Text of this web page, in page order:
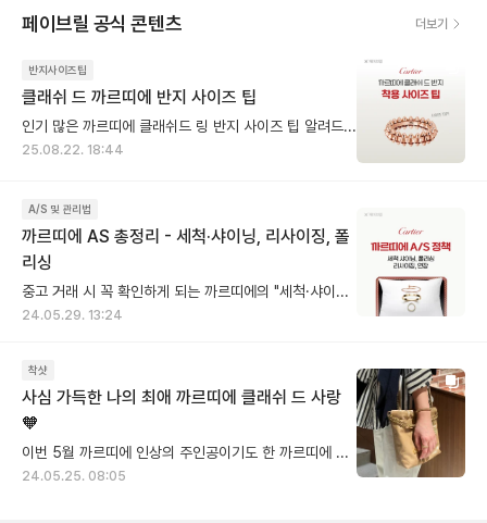
페이브릴 공식 콘텐츠 더보기
반지사이즈팁
클래쉬 드 까르띠에 반지 사이즈 팁
인기 많은 까르띠에 클래쉬드 링 반지 사이즈 팁 알려드릴게요🙌 까르띠에 클래쉬 드 링(Clash de Cartier)은 총알 모양의 독특한 디자인과 강렬한 존재감으로 사랑받는 아이템이에요. 하지만 디자인 특성상 일반적인 반지와 착용감이 조금 달라서 사이즈 문의가 매우 많은데요! [클래쉬드 링 사이즈 선택 가이드] ❶ 평소 착용 호수보다 한 사이즈 다운 클래쉬드 링은 안쪽 단면의 디테일이 면으로 채워지지 않은 디자인이에요. 무조건 한 사이즈는 다운하시는 것을 추천합니다. 👉 예: 평소 50호 착용 → 클래쉬드 링은 49호 추천 ❷ 손가락 컨디션 고려 손가락 굵기는 계절과 체온, 오전 붓기에 따라서도 개인 편차가 있다는 점을 고려하고 선택하는 것이 좋아요 - 여름보다는 겨울에 헐겁게 느껴질 수 있어요 - 오전보다는 오후에 헐겁게 느껴질 수 있어요 ❸ 사이즈 조정 불가 클래쉬드 링은 구조적으로 사이즈 조정(리사이징)이 어렵습니다. 따라서 구매 전에 본인 손가락 사이즈를 정확히 측정하고 결정하는 게 무엇보다 중요해요. 💡 Tip) 클래쉬드 링은 손가락 전체를 넓게 감싸는 느낌이 아니라, 디테일들이 손가락을 톡톡 잡아주는 구조예요. 그래서 더 안정적으로 착용하려면 '한 사이즈 다운'이 필요하다는 점, 꼭 기억하세요!
25.08.22. 18:44
A/S 및 관리법
까르띠에 AS 총정리 - 세척·샤이닝, 리사이징, 폴
리싱
중고 거래 시 꼭 확인하게 되는 까르띠에의 "세척·샤이닝, 리사이징, 폴리싱 서비스" 를 한눈에 정리했어요. 📌 AS 접수 (주얼리, 워치 공통) ✔︎ 보증서나 인보이스 없이 제품만으로 가능 ✔︎ 구매 지점 상관없이 가능 (면세점 제외) _______________________________________________________ 1. 세척 & 샤이닝 ✔︎ 시리얼 번호 확인 절차 없음 ✔︎ 비용 무료 ✔︎ 소요 시간 약 30분 ✨ 세척(클리닝) 서비스 - 방법: 전문 장비(초음파 기계 등)와 전용 세정액을 이용한 초음파 세척 또는 수작업 클리닝 - 효과: 주얼리를 일상적으로 착용하면서 쌓이는 먼지, 유분, 땀, 메이크업 잔여물 등을 제거해 원래의 깨끗한 상태를 되찾아 줌 💎 샤이닝 서비스 - 방법: 특수 약품을 이용해 금속 표면을 미세하게 연마하여 흠집을 완화하고 반짝임을 복원 - 효과: 금속 표면에 생긴 생활 스크래치, 잔기스 등을 줄이고, 처음 구매했을 때처럼 광택을 되살려 줌 ⚠️ 단, 화이트골드(로듐 코팅), 풀 파베 다이아몬드 링은 샤이닝 서비스 불가 2. 리사이징 (사이즈 조정 & 길이 연장) ✔︎ 구입 후 최초 1회, 무상으로 제공 ✔︎ 수선 접수시 시리얼 번호를 확인 절차가 있음 [반지] 1사이즈 UP & DOWN 가능 예외적으로, - 러브링은 2사이즈까지 DOWN - 다이아 세팅 러브링은 리사이징 불가 - 트리니티 링 구버전은 1사이즈 DOWN만 가능 - 클래쉬 드 링은 리사이징 불가 [목걸이] 체인 형태 목걸이 경우, 연장/줄임 가능 - 연장은 최대 4cm, 줄임은 cm 상관없이 가능 - 무상 연장 시 4cm 초과하는 경우 1cm당 약 4~5만원 비용 발생 👉 구입 매장, 국가, 구매년도 상관없이 최초 1회 적용 (1다이아, 풀파베 세팅 등 제품마다 리사이징 기준이 달라 까르띠에 매장에서 상담을 통해 안내 받는 것을 추천 드려요) 3. 폴리싱 ✔︎ 기본 공임비 약 35만원 ✔︎ 소요 기간 최소 2주 ⚠️ 링이 얇거나 마모가 심한 경우 폴리싱 불가 💬 많은 분들이 궁금해하시는 부분이 AS 맡길 때 보증서가 꼭 필요하지 않을까인데요, - 제품에 각인되어있는 [시리얼 넘버]로 조회하고, 실제로 구매했던 사람인지 확인하는 절차는 없음 - 수령 시 접수증과 신분증이 필요(대리인 수령의 경우, 공인이 직접 서명한 위임장이 필요) 중고 거래 전, 까르띠에 제품을 더 빛나게 관리할 수 있는 AS 정책을 꼭 체크해보세요!
24.05.29. 13:24
착샷
사심 가득한 나의 최애 까르띠에 클래쉬 드 사랑
🧡
이번 5월 까르띠에 인상의 주인공이기도 한 까르띠에 클래쉬드, 저의 최애 반지가 뭐냐고 하면 TOP3 안에 클래쉬드 링이 들어와요! 페이브릴 플랫폼을 만들고 운영하면서 주얼리 추천해달라는 이야기 정말 많이 듣고 있는데 저는 클래쉬드 링 추천을 정말 많이 하고 있어요 클래쉬드 링 사이즈 상담도 정말 많이 한 것 같은데 사심이 들어가서 말이 자꾸 길어진다는...고객님들 제가 진짜 너무 좋아하는 아이템이라 그렇습니다! 꼭 경험해보셨으면 해서요 ㅎㅎㅎ 총알이 찰랑 찰랑 거리는 느낌도 너무 좋고 일상에서 편하게 착용해도 눈에 띄는 기스가 생기지 않아서 볼때마다 새것 같아서 신기하기도 합니다. 착용하시는 분들 공감하시죠~ 클래쉬드 링이랑 브레이슬릿을 경험해보고나니 이어링도 궁금해지고 말입니다... 클래쉬드 브레이슬릿도 정말 매력있어요! 조금 색다른 뱅글 타입 해보고 싶다하시면 클래쉬드 브레이슬릿도 좋은 선택지가 될 거에요 +_+
24.05.25. 08:05